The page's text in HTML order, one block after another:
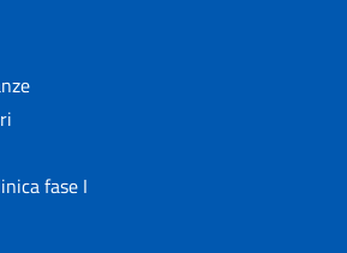
fase I